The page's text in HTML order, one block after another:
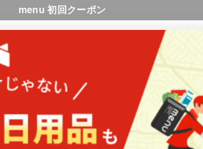
menu 初回クーポン